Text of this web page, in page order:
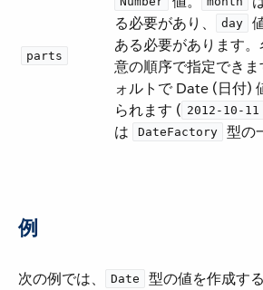
parts
る必要があり、​
day
ある必要があります
意の順序で指定でき
ォルトで Date (日付)
られます (​ 2012-10-11
は ​
DateFactory 型の
例
次の例では、​ Date
型の値を作成す